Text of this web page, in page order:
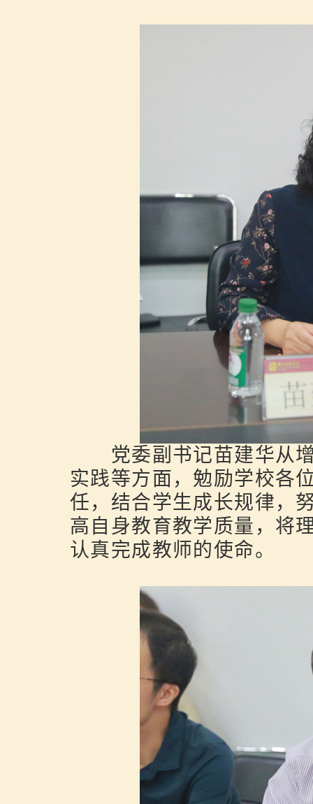
党委副书记苗建华从增
实践等方面，勉励学校各
任，结合学生成长规律，
高自身教育教学质量，将
认真完成教师的使命。